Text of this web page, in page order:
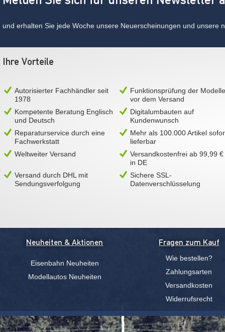
und erhalten Sie jede Woche unsere Neuerscheinungen und unsere
Ihre Vorteile
Autorisierter Fachhändler seit
1978
Funktionsprüfung der Modelle
vor dem Versand
Kompetente Beratung Englisch
und Deutsch
Digitalumbauten auf
Kundenwunsch
Reparaturservice durch eine
Fachwerkstatt
Mehr als 100.000 Artikel
lieferbar
Weltweiter Versand
Versandkostenfrei ab 99,99 €
in DE
Versand durch DHL mit
Sendungsverfolgung
Sichere SSL-
Datenverschlüsselung
Neuheiten & Aktionen
Eisenbahn Neuheiten
Modellautos Neuheiten
Fragen zum Kauf
Wie bestellen?
Zahlungsarten
Versandkosten
Widerrufsrecht